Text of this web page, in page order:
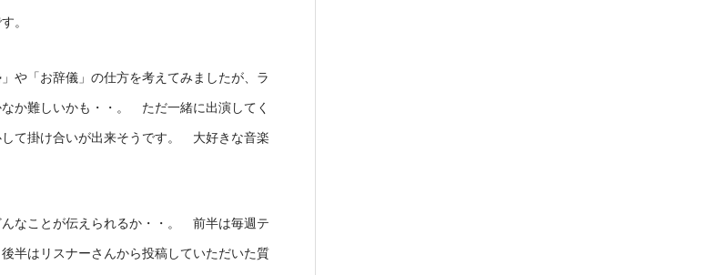
。
や「お辞儀」の仕方を考えてみましたが、ラ
か難しいかも・・。 ただ一緒に出演してく
て掛け合いが出来そうです。 大好きな音楽
んなことが伝えられるか・・。 前半は毎週テ
半はリスナーさんから投稿していただいた質